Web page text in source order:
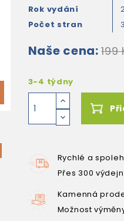
Rok vydání
Počet stran
Naše cena: 199
3-4 týdny
Rychlé a
Přes 300
Kamenná
Možnost